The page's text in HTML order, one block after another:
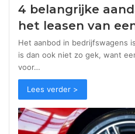
4 belangrijke
het leasen van
Het aanbod in bedrijfswagens
is dan ook niet zo gek, want
voor…
Lees verder >